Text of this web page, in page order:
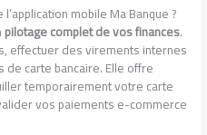
mobile Ma Banque ?
pilotage complet de vos finances.
effectuer des virements internes
carte bancaire. Elle offre
temporairement votre carte
vos paiements e-commerce